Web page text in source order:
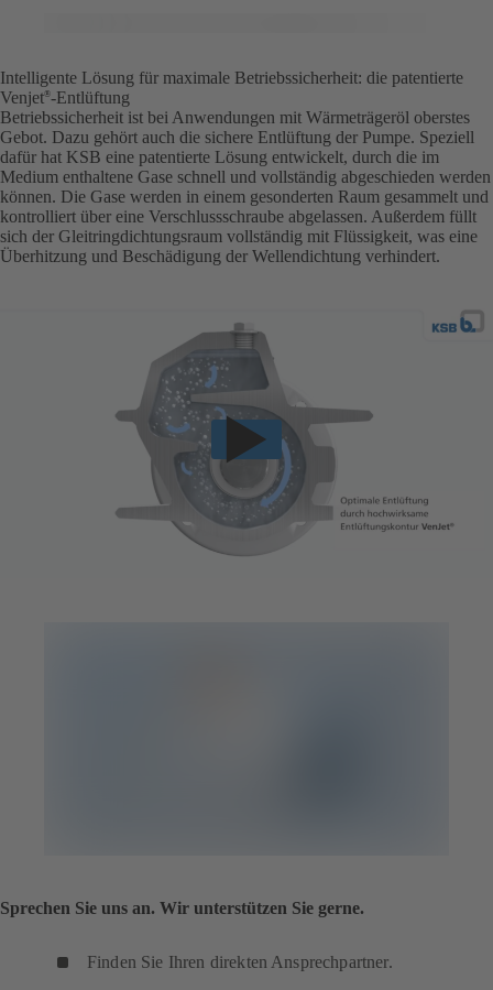
Intelligente Lösung für maximale Betriebssicherheit: die patentierte
Venjet®-Entlüftung
Betriebssicherheit ist bei Anwendungen mit Wärmeträgeröl oberstes
Gebot. Dazu gehört auch die sichere Entlüftung der Pumpe. Speziell
dafür hat KSB eine patentierte Lösung entwickelt, durch die im
Medium enthaltene Gase schnell und vollständig abgeschieden werden
können. Die Gase werden in einem gesonderten Raum gesammelt und
kontrolliert über eine Verschlussschraube abgelassen. Außerdem füllt
sich der Gleitringdichtungsraum vollständig mit Flüssigkeit, was eine
Überhitzung und Beschädigung der Wellendichtung verhindert.
Sprechen Sie uns an. Wir unterstützen Sie gerne.
Finden Sie Ihren direkten Ansprechpartner.